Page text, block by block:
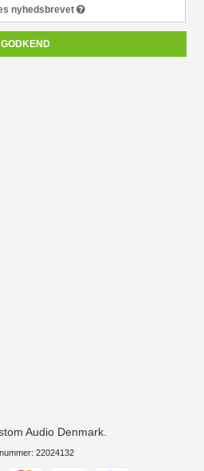
nyhedsbrevet
GODKEND
Audio Denmark.
22024132